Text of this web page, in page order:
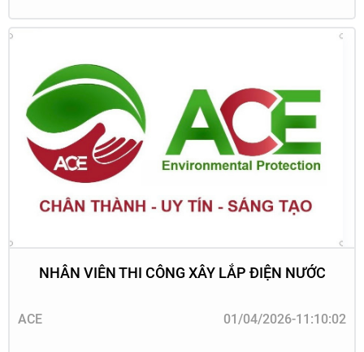
NHÂN VIÊN THI CÔNG XÂY LẮP ĐIỆN NƯỚC
ACE 01/04/2026-11:10:02